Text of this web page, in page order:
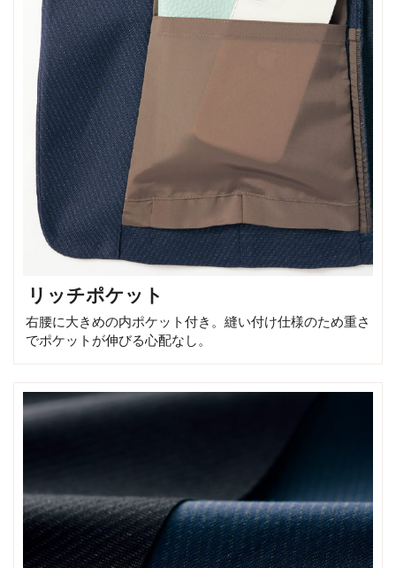
リッチポケット
右腰に大きめの内ポケット付き。縫い付け仕様のため重さ
でポケットが伸びる心配なし。